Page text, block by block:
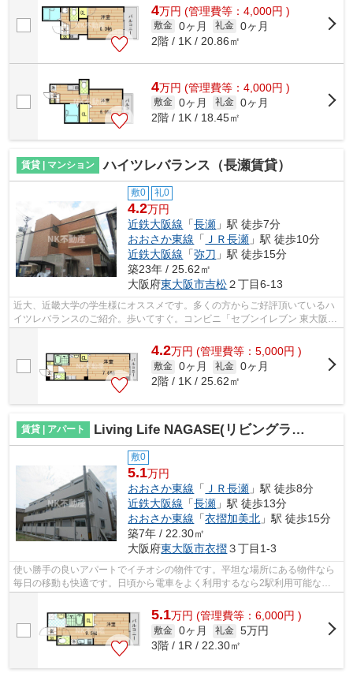
4万円 (管理費等：4,000円 )
敷金 0ヶ月 礼金 0ヶ月
2階 / 1K / 20.86㎡
4万円 (管理費等：4,000円 )
敷金 0ヶ月 礼金 0ヶ月
2階 / 1K / 18.45㎡
賃貸 | マンション ハイツレバランス（長瀬賃貸）
敷0 礼0
4.2万円
近鉄大阪線 「長瀬 」駅 徒歩7分
おおさか東線 「 ＪＲ長瀬 」駅 徒歩10分
近鉄大阪線 「弥刀 」駅 徒歩15分
築23年 / 25.62㎡
大阪府東大阪市吉松２丁目6-13
近大、近畿大学の学生様にオススメです。多くの方からご好評頂いているハ
イツレバランスのご紹介。歩いてすぐ。コンビニ「セブンイレブン 東大阪吉
4.2万円 (管理費等：5,000円 )
敷金 0ヶ月 礼金 0ヶ月
2階 / 1K / 25.62㎡
賃貸 | アパート Living Life NAGASE(リビングライフ長瀬）（長瀬賃貸）
敷0
5.1万円
おおさか東線 「 ＪＲ長瀬 」駅 徒歩8分
近鉄大阪線 「長瀬 」駅 徒歩13分
おおさか東線 「衣摺加美北 」駅 徒歩15分
築7年 / 22.30㎡
大阪府東大阪市衣摺３丁目1-3
使い勝手の良いアパートでイチオシの物件です。平坦な場所にある物件なら
毎日の移動も快適です。日頃から電車をよく利用するなら2駅利用可能な物
件はいかがでしょうか。2019年築のコチ...
5.1万円 (管理費等：6,000円 )
敷金 0ヶ月 礼金 5万円
3階 / 1R / 22.30㎡